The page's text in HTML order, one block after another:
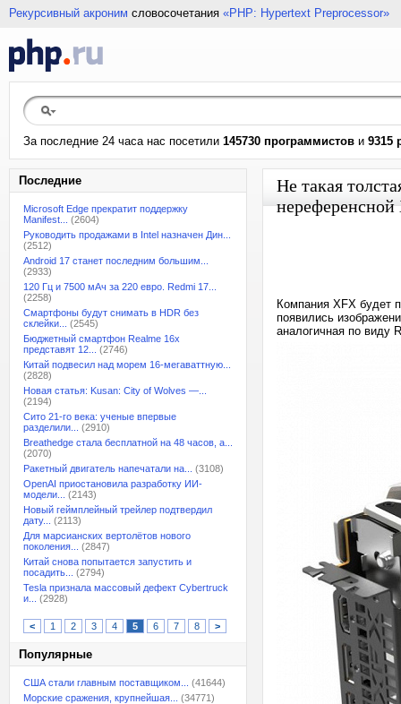
Рекурсивный акроним словосочетания «PHP: Hypertext Preprocessor»
За последние 24 часа нас посетили 145730 программистов и 9315
Последние
Microsoft Edge прекратит поддержку
Manifest...
(2604)
Руководить продажами в Intel назначен Дин...
(2512)
Android 17 станет последним большим...
(2933)
120 Гц и 7500 мАч за 220 евро. Redmi 17...
(2258)
Смартфоны будут снимать в HDR без
склейки...
(2545)
Бюджетный смартфон Realme 16x
представят 12...
(2746)
Китай подвесил над морем 16-мегаваттную...
(2828)
Новая статья: Kusan: City of Wolves —...
(2194)
Сито 21-го века: ученые впервые
разделили...
(2910)
Breathedge стала бесплатной на 48 часов, а...
(2070)
Ракетный двигатель напечатали на...
(3108)
OpenAI приостановила разработку ИИ-
модели...
(2143)
Новый геймплейный трейлер подтвердил
дату...
(2113)
Для марсианских вертолётов нового
поколения...
(2847)
Китай снова попытается запустить и
посадить...
(2794)
Tesla признала массовый дефект Cybertruck
и...
(2928)
< 1 2 3 4 5 6 7 8 >
Популярные
США стали главным поставщиком...
(41644)
Морские сражения, крупнейшая...
(34771)
Не такая
Компания XFX будет
появились
аналогичная по виду